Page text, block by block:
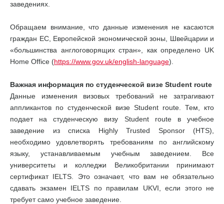
заведениях.
Обращаем внимание, что данные изменения не касаются
граждан ЕС, Европейской экономической зоны, Швейцарии и
«большинства англоговорящих стран», как определено UK
Home Office (https://www.gov.uk/english-language).
Важная информация по студенческой визе Student route
Данные изменения визовых требований не затрагивают
аппликантов по студенческой визе Student route. Тем, кто
подает на студенческую визу Student route в учебное
заведение из списка Highly Trusted Sponsor (HTS),
необходимо удовлетворять требованиям по английскому
языку, устанавливаемым учебным заведением. Все
университеты и колледжи Великобритании принимают
сертификат IELTS. Это означает, что вам не обязательно
сдавать экзамен IELTS по правилам UKVI, если этого не
требует само учебное заведение.